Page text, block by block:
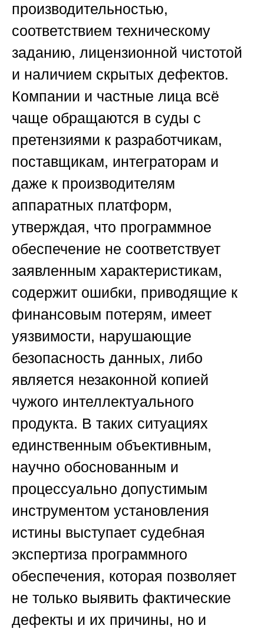
производительностью,
соответствием техническому
заданию, лицензионной чистотой
и наличием скрытых дефектов.
Компании и частные лица всё
чаще обращаются в суды с
претензиями к разработчикам,
поставщикам, интеграторам и
даже к производителям
аппаратных платформ,
утверждая, что программное
обеспечение не соответствует
заявленным характеристикам,
содержит ошибки, приводящие к
финансовым потерям, имеет
уязвимости, нарушающие
безопасность данных, либо
является незаконной копией
чужого интеллектуального
продукта. В таких ситуациях
единственным объективным,
научно обоснованным и
процессуально допустимым
инструментом установления
истины выступает судебная
экспертиза программного
обеспечения, которая позволяет
не только выявить фактические
дефекты и их причины, но и